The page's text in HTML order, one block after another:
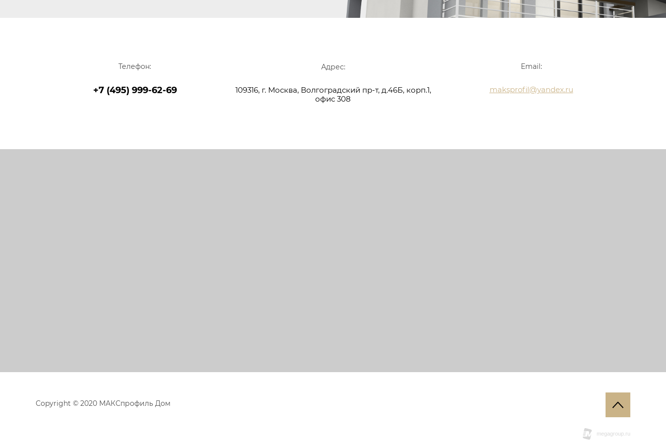
Телефон:
+7 (495) 999-62-69
Адрес:
109316, г. Москва, Волгоградский пр-т, д.46Б, корп.1,
офис 308
Email:
maksprofil@yandex.ru
Copyright © 2020 МАКСпрофиль Дом